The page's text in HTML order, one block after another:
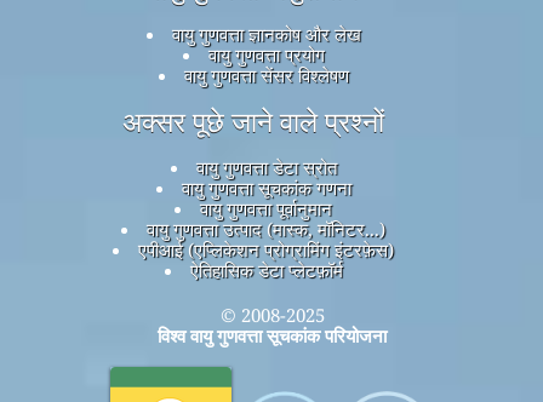
वायु गुणवत्ता ज्ञानकोष और लेख
वायु गुणवत्ता प्रयोग
वायु गुणवत्ता सेंसर विश्लेषण
अक्सर पूछे जाने वाले प्रश्नों
वायु गुणवत्ता डेटा स्रोत
वायु गुणवत्ता सूचकांक गणना
वायु गुणवत्ता पूर्वानुमान
वायु गुणवत्ता उत्पाद (मास्क, मॉनिटर...)
एपीआई (एप्लिकेशन प्रोग्रामिंग इंटरफ़ेस)
ऐतिहासिक डेटा प्लेटफ़ॉर्म
© 2008-2025
विश्व वायु गुणवत्ता सूचकांक परियोजना